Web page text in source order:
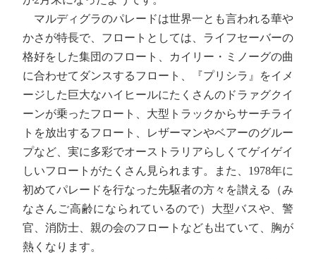
マルディグラのパレードは世界一とも言われる華や
かさが特長で、フロートとしては、ライフセーバーの
格好をした集団のフロート、カイリー・ミノーグの曲
に合わせてダンスするフロート、『プリシラ』をイメ
ージした巨大なハイヒールにたくさんのドラァグクイ
ーンが乗ったフロート、大型トラックからサーチライ
トを放出するフロート、レザーマンやベアーのグルー
プなど、実に多彩でオーストラリアらしくてゲイゲイ
しいフロートがたくさん見られます。また、1978年に
初めてパレードを行なった先駆者の方々を讃える（み
なさんご高齢になられているので）大型バスや、警
官、消防士、親の会のフロートなども出ていて、胸が
熱くなります。